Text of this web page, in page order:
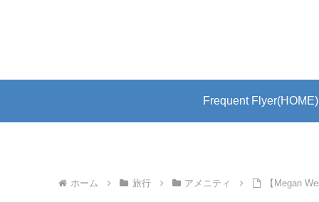
Frequent Flyer(HOME)
ホーム 旅行 アメニティ 【Megan